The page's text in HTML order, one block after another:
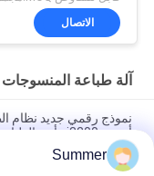
الاتصال
آلة طباعة المنسوجات
أجهزة i3200 رأس الطباعة CMYK أو CMYKGRBK
Summer